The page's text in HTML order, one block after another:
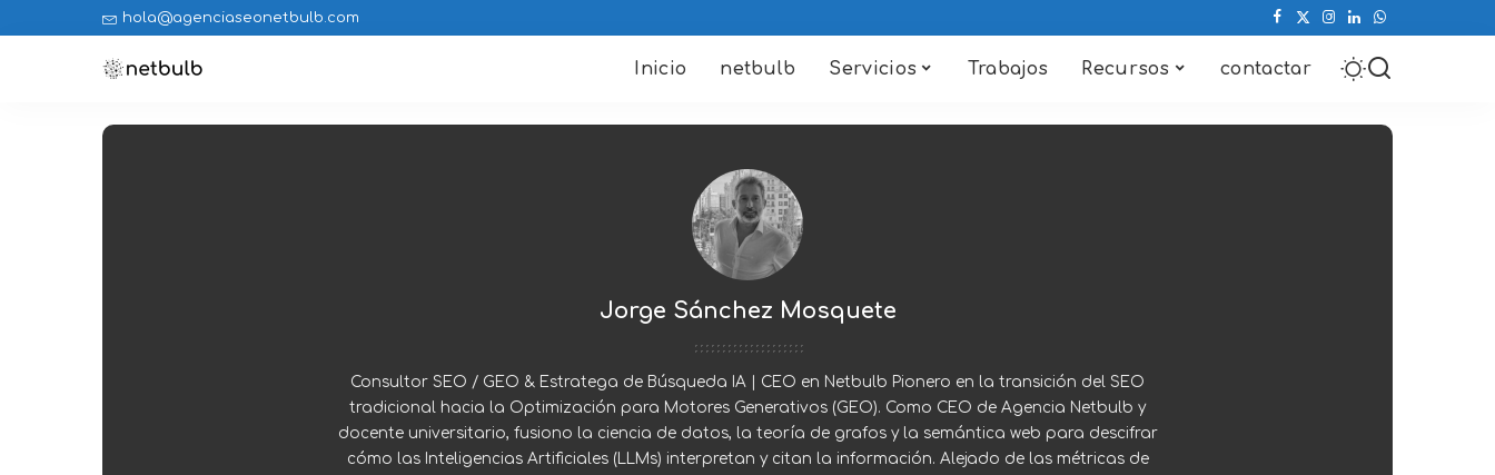
hola@agenciaseonetbulb.com
Inicio netbulb Servicios Trabajos Recursos contactar
Jorge Sánchez Mosquete
Consultor SEO / GEO & Estratega de Búsqueda IA | CEO en Netbulb Pionero en la transición del SEO
tradicional hacia la Optimización para Motores Generativos (GEO). Como CEO de Agencia Netbulb y
docente universitario, fusiono la ciencia de datos, la teoría de grafos y la semántica web para descifrar
cómo las Inteligencias Artificiales (LLMs) interpretan y citan la información. Alejado de las métricas de